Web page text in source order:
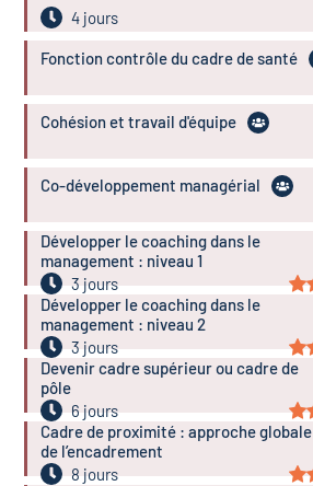
4 jours
Fonction contrôle du cadre de santé
Cohésion et travail d'équipe
Co-développement managérial
Développer le coaching dans le
management : niveau 1
3 jours
Développer le coaching dans le
management : niveau 2
3 jours
Devenir cadre supérieur ou cadre de
pôle
6 jours
Cadre de proximité : approche globale
de l’encadrement
8 jours